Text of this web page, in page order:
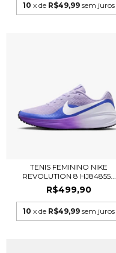
10 x de R$49,99 sem juros
TENIS FEMININO NIKE
REVOLUTION 8 HJ84855...
R$499,90
10 x de R$49,99 sem juros